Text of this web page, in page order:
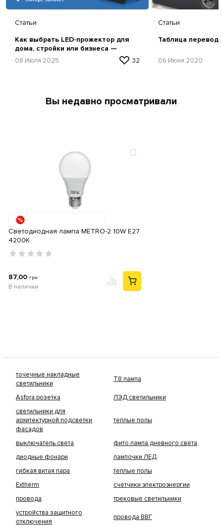
Статьи
Как выбрать LED-прожектор для
дома, стройки или бизнеса —
простая инструкция
08 Июля 2025 32
Статьи
Таблица
06 Июня 2020
Вы недавно просматривали
Cветодиодная лампа METRO-2 10W E27
4200К
87,00 грн
В наличии
точечные накладные
светильники
Т8 лампа
Asfora розетка
ЛЭД светильники
светильники для
архитектурной подсветки
фасадов
теплые полы
выключатель света
фито лампа дневного света
диодные фонари
лампочки ЛЕД
гибкая витая пара
теплые полы
Extherm
счетчики электроэнергии
провода
трековые светильники
устройства защитного
отключения
провода ВВГ